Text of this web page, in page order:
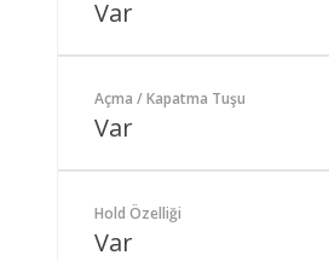
Var
Açma / Kapatma Tuşu
Var
Hold Özelliği
Var